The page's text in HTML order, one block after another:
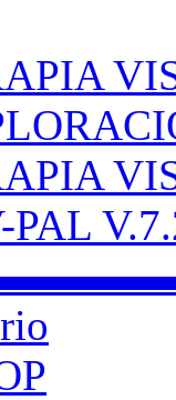
PAL